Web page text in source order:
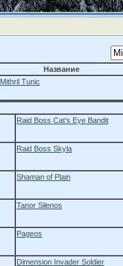
Название
Mithril Tunic
Raid Boss Cat's Eye Bandit
Raid Boss Skyla
Shaman of Plain
Tanor Silenos
Pageos
Dimension Invader Soldier